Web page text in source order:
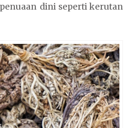
dini seperti kerutan